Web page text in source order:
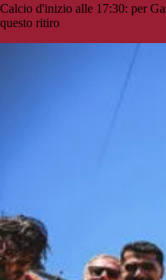
Calcio d'inizio alle 17:30: per
questo ritiro